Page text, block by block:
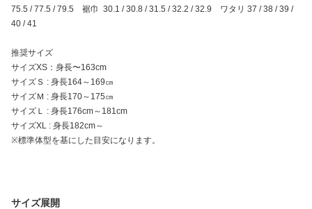
75.5 / 77.5 / 79.5 裾巾 30.1 / 30.8 / 31.5 / 32.2 / 32.9 ワタリ 37 / 38 / 39 /
40 / 41
推奨サイズ
サイズXS：身長〜163cm
サイズＳ : 身長164～169㎝
サイズＭ : 身長170～175㎝
サイズＬ : 身長176cm～181cm
サイズXL : 身長182cm～
※標準体型を基にした目安になります。
サイズ展開